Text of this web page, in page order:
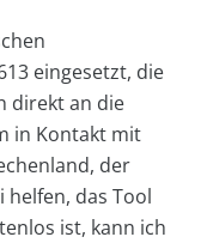
eingesetzt, die
direkt an die
in Kontakt mit
der
das Tool
ist, kann ich